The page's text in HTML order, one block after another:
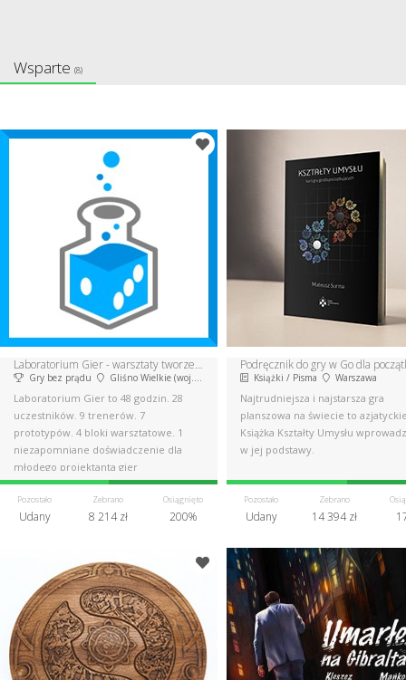
Wsparte (8)
Laboratorium Gier - warsztaty tworzenia gier bez prądu
Gry bez prądu Gliśno Wielkie (woj. pomorskie)
Laboratorium Gier to 48 godzin. 28
uczestników. 9 trenerów. 7
prototypów. 4 bloki warsztatowe. 1
niezapomniane doświadczenie dla
młodego projektanta gier
planszowych.
Pozostało
Udany
Zebrano
8 214 zł
Osiągnięto
200%
Książki / Pisma Warszawa
Najtrudniejsza i najstarsza gra
planszowa na świecie to
Książka Kształty Umysłu
w jej podstawy.
Pozostało
Udany
Zebrano
14 394 zł